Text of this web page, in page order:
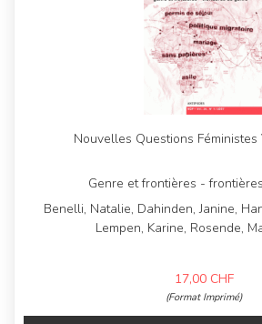
Nouvelles Questions Féministes
Genre et frontières -
Benelli, Natalie, Dahinden, Janine,
Lempen, Karine, Rosende,
17,00 CHF
(Format Imprimé)